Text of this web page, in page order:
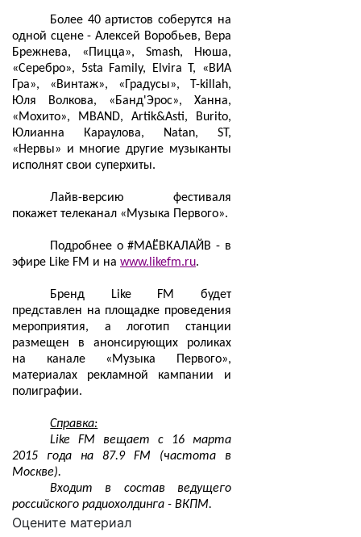
Более 40 артистов соберутся на
одной сцене - Алексей Воробьев, Вера
Брежнева, «Пицца», Smash, Нюша,
«Серебро», 5sta Family, Elvira T, «ВИА
Гра», «Винтаж», «Градусы», T-killah,
Юля Волкова, «Банд'Эрос», Ханна,
«Мохито», MBAND, Artik&Asti, Burito,
Юлианна Караулова, Natan, ST,
«Нервы» и многие другие музыканты
исполнят свои суперхиты.
Лайв-версию фестиваля
покажет телеканал «Музыка Первого».
Подробнее о #МАЁВКАЛАЙВ - в
эфире Like FM и на www.likefm.ru.
Бренд Like FM будет
представлен на площадке проведения
мероприятия, а логотип станции
размещен в анонсирующих роликах
на канале «Музыка Первого»,
материалах рекламной кампании и
полиграфии.
Справка:
Like FM вещает с 16 марта
2015 года на 87.9 FM (частота в
Москве).
Входит в состав ведущего
российского радиохолдинга - ВКПМ.
Оцените материал